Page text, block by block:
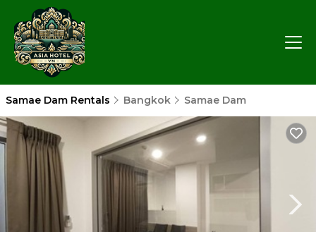
Samae Dam Rentals Bangkok Samae Dam